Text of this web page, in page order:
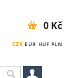
CZK EUR HUF PLN
0 Kč